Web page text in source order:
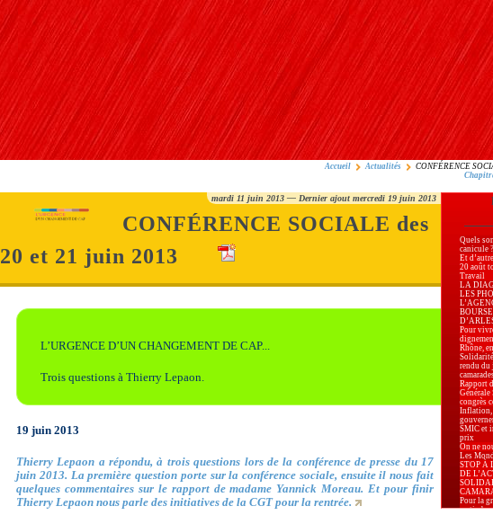
Accueil Actualités
CONFÉRENCE
Quels
canicule ?
Et
20 août
Travail
LA
LES
Pour
Rhône,
rendu du
Rapport
Générale
congrès
Inflation,
SMIC et
prix
On ne
Les
STOP À
DE
Pour la
au
mardi 11 juin 2013 — Dernier ajout mercredi 19 juin 2013
CONFÉRENCE SOCIALE des
20 et 21 juin 2013
L’URGENCE D’UN CHANGEMENT DE CAP...
Trois questions à Thierry Lepaon.
19 juin 2013
Thierry Lepaon a répondu, à trois questions lors de la conférence de presse du 17
juin 2013. La première question porte sur la conférence sociale, ensuite il nous fait
quelques commentaires sur le rapport de madame Yannick Moreau. Et pour finir
Thierry Lepaon nous parle des initiatives de la CGT pour la rentrée.